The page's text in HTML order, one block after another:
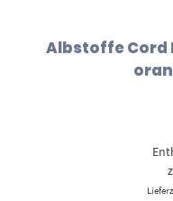
Albstoffe Cord